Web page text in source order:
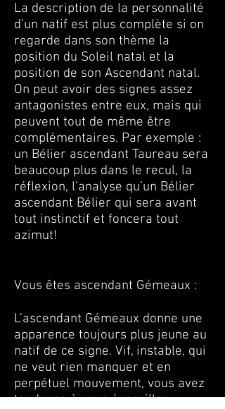
La description de la personnalité
d’un natif est plus complète si on
regarde dans son thème la
position du Soleil natal et la
position de son Ascendant natal.
On peut avoir des signes assez
antagonistes entre eux, mais qui
peuvent tout de même être
complémentaires. Par exemple :
un Bélier ascendant Taureau sera
beaucoup plus dans le recul, la
réflexion, l’analyse qu’un Bélier
ascendant Bélier qui sera avant
tout instinctif et foncera tout
azimut!
Vous êtes ascendant Gémeaux :
L’ascendant Gémeaux donne une
apparence toujours plus jeune au
natif de ce signe. Vif, instable, qui
ne veut rien manquer et en
perpétuel mouvement, vous avez
tendance à vous éparpiller.